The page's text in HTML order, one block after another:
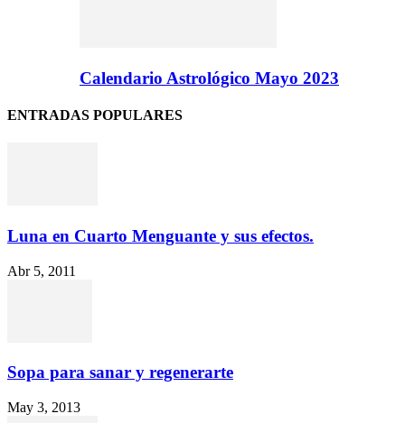
Calendario Astrológico Mayo 2023
ENTRADAS POPULARES
Luna en Cuarto Menguante y sus efectos.
Abr 5, 2011
Sopa para sanar y regenerarte
May 3, 2013